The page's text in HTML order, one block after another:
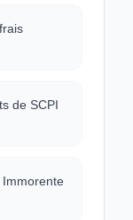
de SCPI
Immorente